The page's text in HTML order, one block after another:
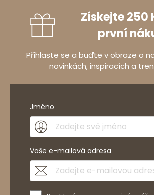
Získejte 250
první
Přihlaste se a buďte v obraze o
novinkách, inspiracích a
Jméno
Vaše e-mailová adresa